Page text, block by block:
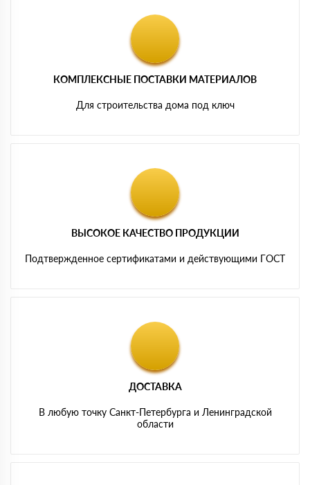
КОМПЛЕКСНЫЕ ПОСТАВКИ МАТЕРИАЛОВ
Для строительства дома под ключ
ВЫСОКОЕ КАЧЕСТВО ПРОДУКЦИИ
Подтвержденное сертификатами и действующими ГОСТ
ДОСТАВКА
В любую точку Санкт-Петербурга и Ленинградской
области